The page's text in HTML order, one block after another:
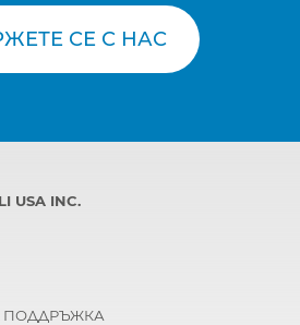
СЕ С НАС
USA INC.
ПОДДРЪЖКА